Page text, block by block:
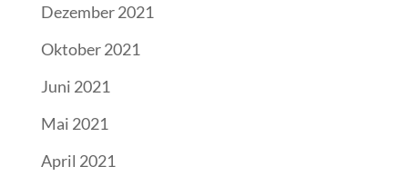
Dezember 2021
Oktober 2021
Juni 2021
Mai 2021
April 2021